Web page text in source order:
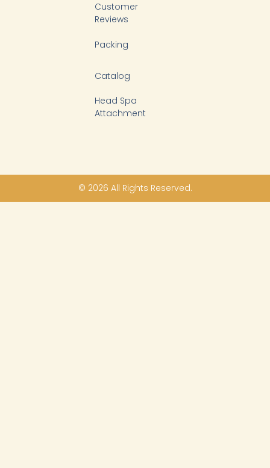
Customer
Reviews
Packing
Catalog
Head Spa
Attachment
© 2026 All Rights Reserved.